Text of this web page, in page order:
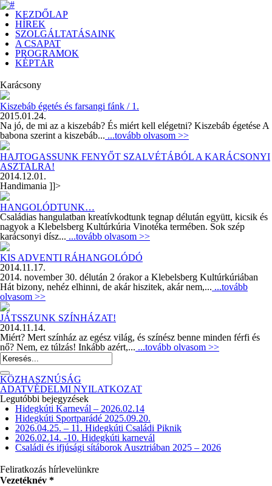
KEZDŐLAP
HÍREK
SZOLGÁLTATÁSAINK
A CSAPAT
PROGRAMOK
KÉPTÁR
Karácsony
Kiszebáb égetés és farsangi fánk / 1.
2015.01.24.
Na jó, de mi az a kiszebáb? És miért kell elégetni? Kiszebáb égetése A
babona szerint a kiszebáb... ...tovább olvasom >>
HAJTOGASSUNK FENYŐT SZALVÉTÁBÓL A KARÁCSONYI
ASZTALRA!
2014.12.01.
Handimania ]]>
HANGOLÓDTUNK…
Családias hangulatban kreatívkodtunk tegnap délután együtt, kicsik és
nagyok a Klebelsberg Kultúrkúria Vinotéka termében. Sok szép
karácsonyi dísz... ...tovább olvasom >>
KIS ADVENTI RÁHANGOLÓDÓ
2014.11.17.
2014. november 30. délután 2 órakor a Klebelsberg Kultúrkúriában
Hát bizony, nehéz elhinni, de akár hiszitek, akár nem,... ...tovább
olvasom >>
JÁTSSZUNK SZÍNHÁZAT!
2014.11.14.
Miért? Mert színház az egész világ, és színész benne minden férfi és
nő? Nem, ez túlzás! Inkább azért,... ...tovább olvasom >>
KÖZHASZNÚSÁG
ADATVÉDELMI NYILATKOZAT
Legutóbbi bejegyzések
Hidegkúti Karnevál – 2026.02.14
Hidegkúti Sportparádé 2025.09.20.
2026.04.25. – 11. Hidegkúti Családi Piknik
2026.02.14. -10. Hidegkúti karnevál
Családi és ifjúsági sítáborok Ausztriában 2025 – 2026
Feliratkozás hírlevelünkre
Vezetéknév *